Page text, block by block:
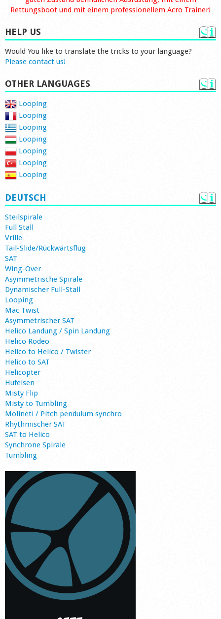
Rettungsboot und mit einem professionellem Acro Trainer!
HELP US
Would You like to translate the tricks to your language?
Please contact us!
OTHER LANGUAGES
Looping
Looping
Looping
Looping
Looping
Looping
Looping
DEUTSCH
Steilspirale
Full Stall
Vrille
Tail-Slide/Rückwärtsflug
SAT
Wing-Over
Asymmetrische Spirale
Dynamischer Full-Stall
Looping
Mac Twist
Asymmetrischer SAT
Helico Landung / Spin Landung
Helico Rodeo
Helico to Helico / Twister
Helico to SAT
Helicopter
Hufeisen
Misty Flip
Misty to Tumbling
Molineti / Pitch pendulum synchro
Rhythmischer SAT
SAT to Helico
Synchrone Spirale
Tumbling